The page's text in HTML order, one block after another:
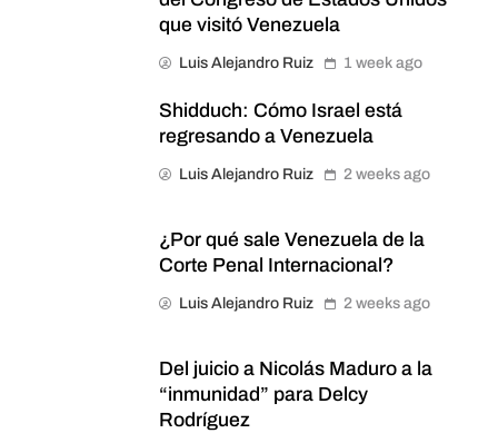
que visitó Venezuela
Luis Alejandro Ruiz 1 week ago
Shidduch: Cómo Israel está
regresando a Venezuela
Luis Alejandro Ruiz 2 weeks ago
¿Por qué sale Venezuela de la
Corte Penal Internacional?
Luis Alejandro Ruiz 2 weeks ago
Del juicio a Nicolás Maduro a la
“inmunidad” para Delcy
Rodríguez